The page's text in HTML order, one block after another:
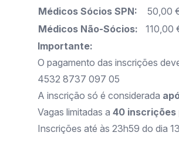
Médicos Sócios SPN:
50,00
Médicos Não-Sócios:
110,00
Importante:
O pagamento das inscrições
4532 8737 097 05
A inscrição só é considerada
Vagas limitadas a 40 inscrições
Inscrições até às 23h59 do dia